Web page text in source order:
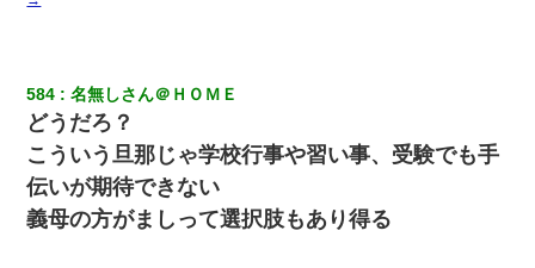
584 名無しさん＠ＨＯＭＥ
どうだろ？
こういう旦那じゃ学校行事や習い事、受験でも手
伝いが期待できない
義母の方がましって選択肢もあり得る